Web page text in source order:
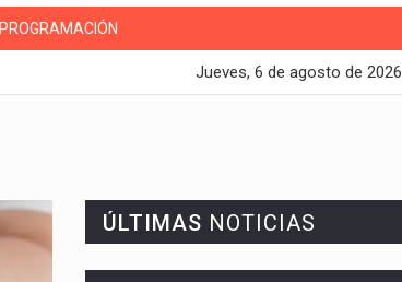
PROGRAMACIÓN
Jueves, 6 de agosto de 2026
ÚLTIMAS NOTICIAS